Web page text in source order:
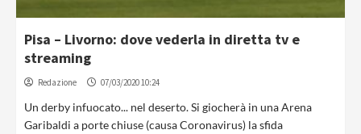
Pisa – Livorno: dove vederla in diretta tv e
streaming
Redazione 07/03/2020 10:24
Un derby infuocato... nel deserto. Si giocherà in una Arena
Garibaldi a porte chiuse (causa Coronavirus) la sfida